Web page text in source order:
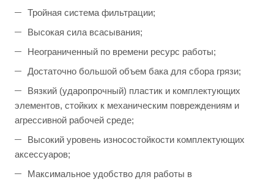
Тройная система фильтрации;
Высокая сила всасывания;
Неограниченный по времени ресурс работы;
Достаточно большой объем бака для сбора грязи;
Вязкий (ударопрочный) пластик и комплектующих
элементов, стойких к механическим повреждениям и
агрессивной рабочей среде;
Высокий уровень износостойкости комплектующих
аксессуаров;
Максимальное удобство для работы в